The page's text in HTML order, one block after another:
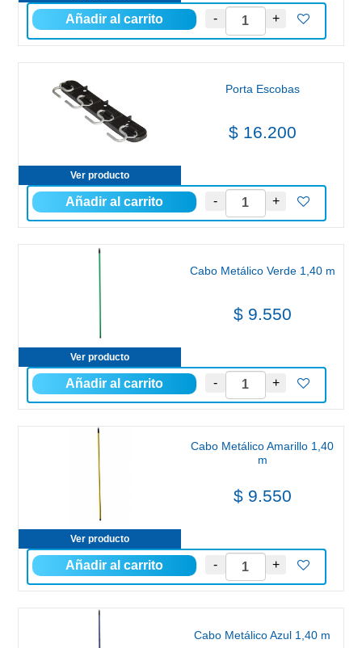
Ver producto
Porta Escobas
$ 16.200
Ver producto
Cabo Metálico Verde 1,40 m
$ 9.550
Ver producto
Cabo Metálico Amarillo 1,40
m
$ 9.550
Cabo Metálico Azul 1,40 m